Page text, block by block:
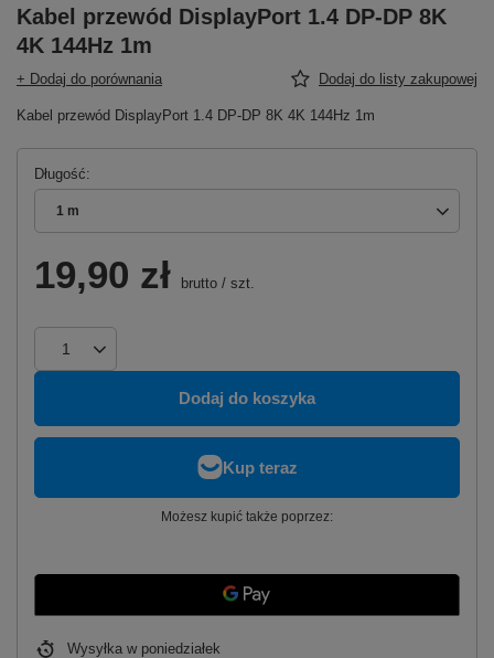
Kabel przewód DisplayPort 1.4 DP-DP 8K
4K 144Hz 1m
+ Dodaj do porównania Dodaj do listy zakupowej
Kabel przewód DisplayPort 1.4 DP-DP 8K 4K 144Hz 1m
Długość
1 m
19,90 zł brutto / szt.
Dodaj do koszyka
Możesz kupić także poprzez:
Wysyłka w poniedziałek